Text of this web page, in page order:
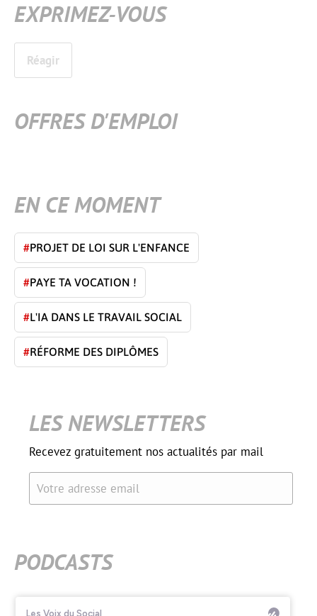
EXPRIMEZ-VOUS
Réagir
OFFRES D'EMPLOI
EN CE MOMENT
#PROJET DE LOI SUR L'ENFANCE
#PAYE TA VOCATION !
#L'IA DANS LE TRAVAIL SOCIAL
#RÉFORME DES DIPLÔMES
LES NEWSLETTERS
Recevez gratuitement nos actualités par mail
Votre adresse email
PODCASTS